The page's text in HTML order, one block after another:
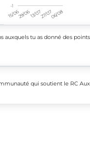
15/0629/0613/0727/0706/08
-1
auxquels tu as donné des points
qui soutient le RC